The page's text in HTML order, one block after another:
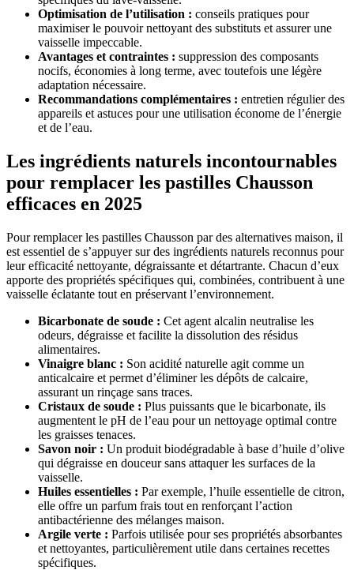
Optimisation de l’utilisation : conseils pratiques pour
maximiser le pouvoir nettoyant des substituts et assurer une
vaisselle impeccable.
Avantages et contraintes : suppression des composants
nocifs, économies à long terme, avec toutefois une légère
adaptation nécessaire.
Recommandations complémentaires : entretien régulier des
appareils et astuces pour une utilisation économe de l’énergie
et de l’eau.
Les ingrédients naturels incontournables
pour remplacer les pastilles Chausson
efficaces en 2025
Pour remplacer les pastilles Chausson par des alternatives maison, il
est essentiel de s’appuyer sur des ingrédients naturels reconnus pour
leur efficacité nettoyante, dégraissante et détartrante. Chacun d’eux
apporte des propriétés spécifiques qui, combinées, contribuent à une
vaisselle éclatante tout en préservant l’environnement.
Bicarbonate de soude : Cet agent alcalin neutralise les
odeurs, dégraisse et facilite la dissolution des résidus
alimentaires.
Vinaigre blanc : Son acidité naturelle agit comme un
anticalcaire et permet d’éliminer les dépôts de calcaire,
assurant un rinçage sans traces.
Cristaux de soude : Plus puissants que le bicarbonate, ils
augmentent le pH de l’eau pour un nettoyage optimal contre
les graisses tenaces.
Savon noir : Un produit biodégradable à base d’huile d’olive
qui dégraisse en douceur sans attaquer les surfaces de la
vaisselle.
Huiles essentielles : Par exemple, l’huile essentielle de citron,
elle offre un parfum frais tout en renforçant l’action
antibactérienne des mélanges maison.
Argile verte : Parfois utilisée pour ses propriétés absorbantes
et nettoyantes, particulièrement utile dans certaines recettes
spécifiques.